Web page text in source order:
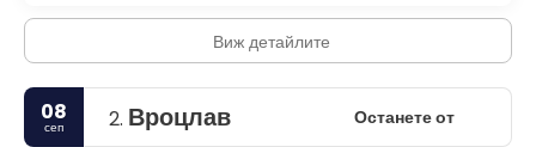
Виж детайлите
08
сеп 2. Вроцлав Останете от